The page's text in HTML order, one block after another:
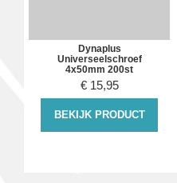
Dynaplus
Universeelschroef
4x50mm 200st
€ 15,95
BEKIJK PRODUCT